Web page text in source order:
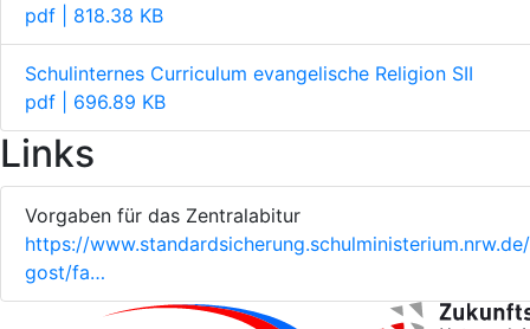
pdf | 818.38 KB
Schulinternes Curriculum evangelische Religion SII
pdf | 696.89 KB
Links
Vorgaben für das Zentralabitur
https://
gost/fa…